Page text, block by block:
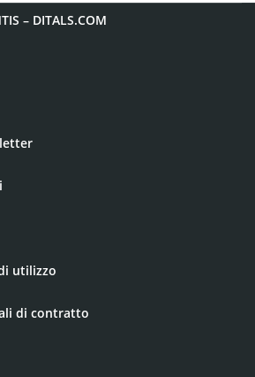
– DITALS.COM
utilizzo
di contratto